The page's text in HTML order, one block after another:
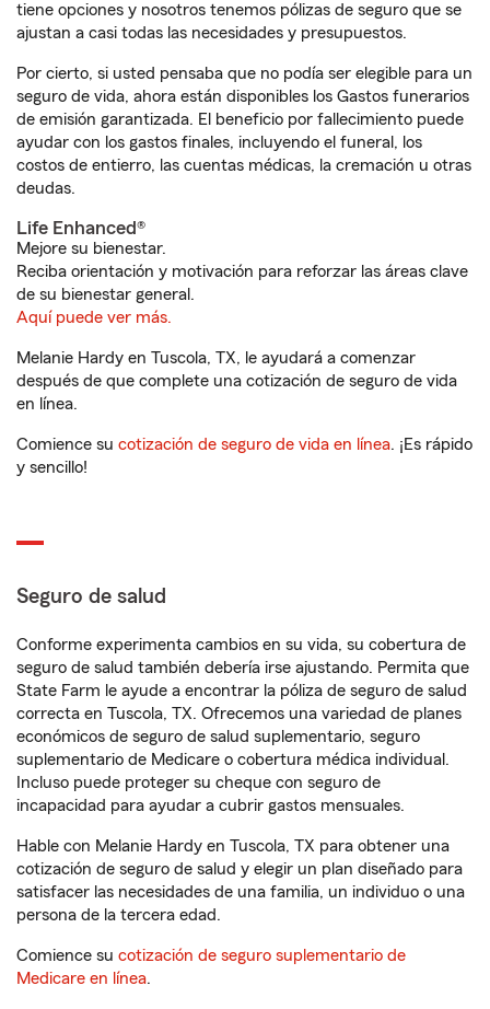
tiene opciones y nosotros tenemos pólizas de seguro que se
ajustan a casi todas las necesidades y presupuestos.
Por cierto, si usted pensaba que no podía ser elegible para un
seguro de vida, ahora están disponibles los Gastos funerarios
de emisión garantizada. El beneficio por fallecimiento puede
ayudar con los gastos finales, incluyendo el funeral, los
costos de entierro, las cuentas médicas, la cremación u otras
deudas.
Life Enhanced®
Mejore su bienestar.
Reciba orientación y motivación para reforzar las áreas clave
de su bienestar general.
Aquí puede ver más.
Melanie Hardy en Tuscola, TX, le ayudará a comenzar
después de que complete una cotización de seguro de vida
en línea.
Comience su cotización de seguro de vida en línea. ¡Es rápido
y sencillo!
Seguro de salud
Conforme experimenta cambios en su vida, su cobertura de
seguro de salud también debería irse ajustando. Permita que
State Farm le ayude a encontrar la póliza de seguro de salud
correcta en Tuscola, TX. Ofrecemos una variedad de planes
económicos de seguro de salud suplementario, seguro
suplementario de Medicare o cobertura médica individual.
Incluso puede proteger su cheque con seguro de
incapacidad para ayudar a cubrir gastos mensuales.
Hable con Melanie Hardy en Tuscola, TX para obtener una
cotización de seguro de salud y elegir un plan diseñado para
satisfacer las necesidades de una familia, un individuo o una
persona de la tercera edad.
Comience su cotización de seguro suplementario de
Medicare en línea.